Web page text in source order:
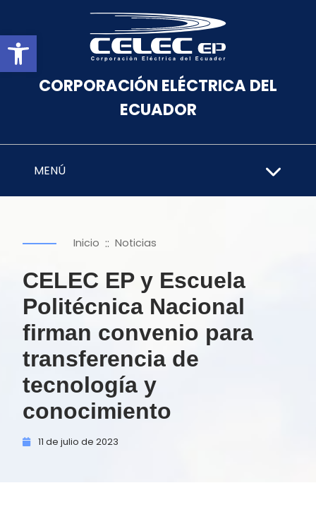
Abrir barra de herramientas
CORPORACIÓN ELÉCTRICA DEL
ECUADOR
MENÚ
Inicio :: Noticias
CELEC EP y Escuela
Politécnica Nacional
firman convenio para
transferencia de
tecnología y
conocimiento
11 de julio de 2023